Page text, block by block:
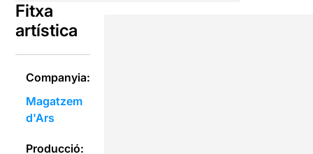
Fitxa
artística
Companyia:
Magatzem
d'Ars
Producció: